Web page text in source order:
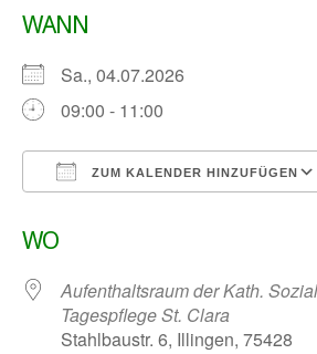
WANN
Sa., 04.07.2026
09:00 - 11:00
ZUM KALENDER HINZUFÜGEN
WO
Aufenthaltsraum der Kath.
Tagespflege St. Clara
Stahlbaustr. 6, Illingen, 75428